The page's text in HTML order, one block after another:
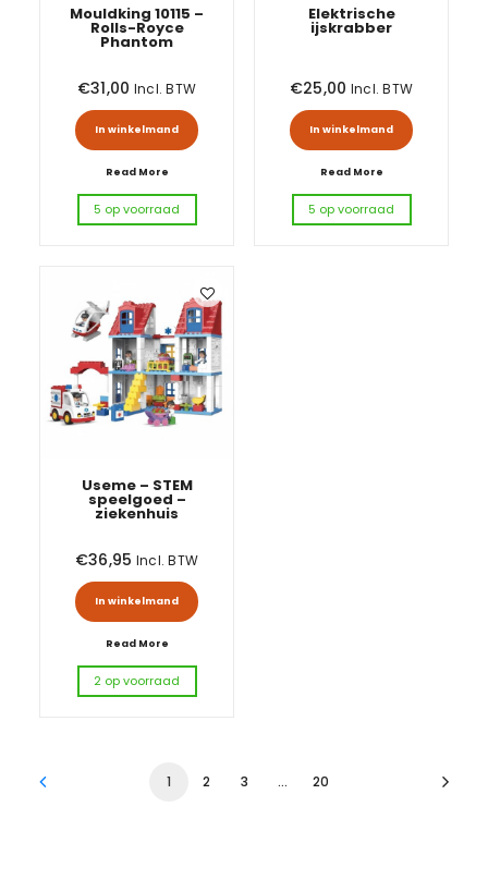
Mouldking 10115 –
Rolls-Royce
Phantom
€31,00 Incl. BTW
In winkelmand
Read More
5 op voorraad
Elektrische
ijskrabber
€25,00 Incl. BTW
In winkelmand
Read More
5 op voorraad
Useme – STEM
speelgoed –
ziekenhuis
€36,95 Incl. BTW
In winkelmand
Read More
2 op voorraad
1 2 3 … 20